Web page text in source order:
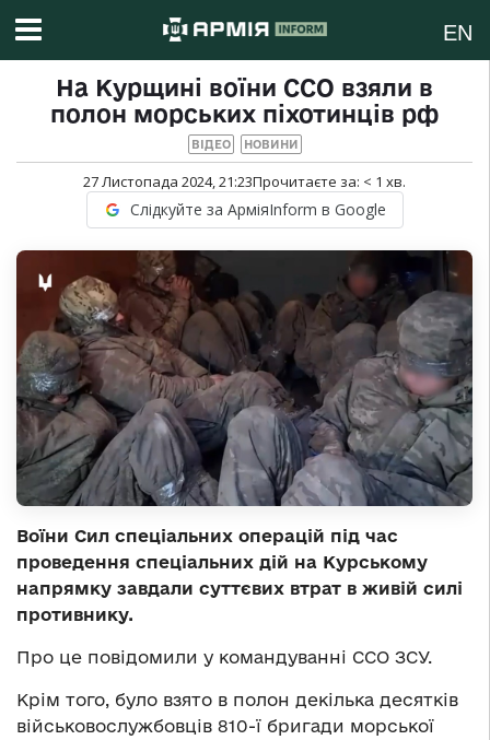
EN
На Курщині воїни ССО взяли в
полон морських піхотинців рф
ВІДЕО НОВИНИ
27 Листопада 2024, 21:23Прочитаєте за: < 1 хв.
Слідкуйте за АрміяInform в Google
Воїни Сил спеціальних операцій під час
проведення спеціальних дій на Курському
напрямку завдали суттєвих втрат в живій силі
противнику.
Про це повідомили у командуванні ССО ЗСУ.
Крім того, було взято в полон декілька десятків
військовослужбовців 810-ї бригади морської